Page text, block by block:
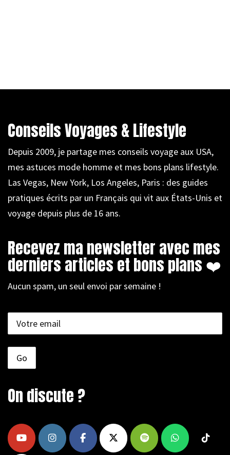
Conseils Voyages & Lifestyle
Depuis 2009, je partage mes conseils voyage aux USA,
mes astuces mode homme et mes bons plans lifestyle.
Las Vegas, New York, Los Angeles, Paris : des guides
pratiques écrits par un Français qui vit aux États-Unis et
voyage depuis plus de 16 ans.
Recevez ma newsletter avec mes
derniers articles et bons plans ❤️
Aucun spam, un seul envoi par semaine !
On discute ?